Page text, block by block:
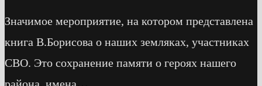
Значимое мероприятие, на котором представлена
книга В.Борисова о наших земляках, участниках
СВО. Это сохранение памяти о героях нашего